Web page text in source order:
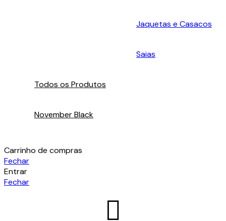
Jaquetas e Casacos
Saias
Todos os Produtos
November Black
Carrinho de compras
Fechar
Entrar
Fechar